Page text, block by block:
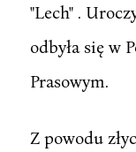
"Lech" .
odbyła się w
Prasowym.
Z powodu